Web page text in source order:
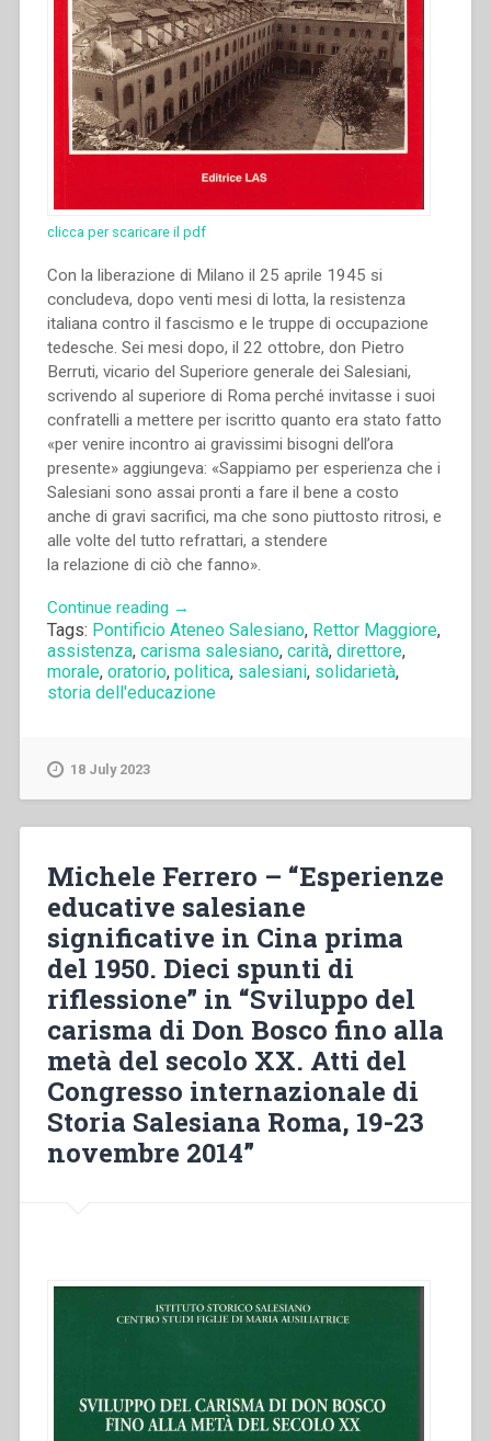
clicca per scaricare il pdf
Con la liberazione di Milano il 25 aprile 1945 si
concludeva, dopo venti mesi di lotta, la resistenza
italiana contro il fascismo e le truppe di occupazione
tedesche. Sei mesi dopo, il 22 ottobre, don Pietro
Berruti, vicario del Superiore generale dei Salesiani,
scrivendo al superiore di Roma perché invitasse i suoi
confratelli a mettere per iscritto quanto era stato fatto
«per venire incontro ai gravissimi bisogni dell’ora
presente» aggiungeva: «Sappiamo per esperienza che i
Salesiani sono assai pronti a fare il bene a costo
anche di gravi sacrifici, ma che sono piuttosto ritrosi, e
alle volte del tutto refrattari, a stendere
la relazione di ciò che fanno».
Continue reading “Francesco
Motto
–
Storia
di
25
aprile
appuntamento
Salesiani”
→
Tags: Pontificio Ateneo Salesiano, Rettor Maggiore,
assistenza, carisma salesiano, carità, direttore,
morale, oratorio, politica, salesiani, solidarietà,
storia dell'educazione
18 July 2023
Michele Ferrero – “Esperienze
educative salesiane
significative in Cina prima
del 1950. Dieci spunti di
riflessione” in “Sviluppo del
carisma di Don Bosco fino alla
metà del secolo XX. Atti del
Congresso internazionale di
Storia Salesiana Roma, 19-23
novembre 2014”